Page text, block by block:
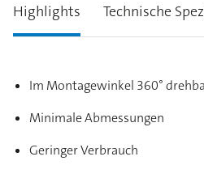
Highlights Technische
Im Montagewinkel 360°
Minimale Abmessungen
Geringer Verbrauch